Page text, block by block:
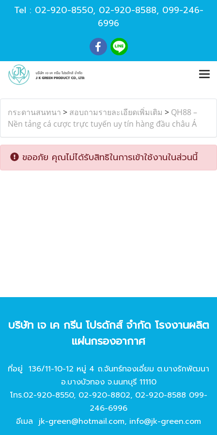
Tel : 02-920-8550, 02-920-8588, 099-246-
6996
กระดานสนทนา > สอบถามรายละเอียดเพิ่มเติม > QH88 –
Nền tảng cá cược trực tuyến uy tín hàng đầu châu Á
ขออภัย คุณไม่ได้รับสิทธิในการเข้าใช้งานในส่วนนี้
บริษัท เจ เค กรีน โปรดักส์ จํากัด โรงงานผลิต
แผ่นกรองอากาศ
ที่อยู่ 136/11-10-12 หมู่ 4 ถ.จันทร์ทองเอี่ยม ต.บางรักพัฒนา
อ.บางบัวทอง จ.นนทบุรี 11110
โทร.02-920-8550, 02-920-8802, 02-920-8588 099-
246-6996
อีเมล jk-green@hotmail.com, info@jk-green.com